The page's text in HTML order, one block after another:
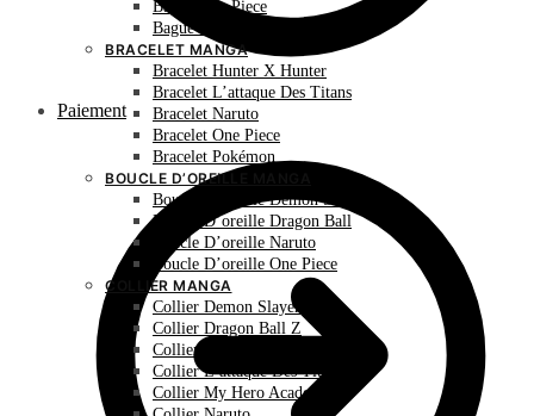
Paiement
Bague One Piece
Bague Pokémon
BRACELET MANGA
Bracelet Hunter X Hunter
Bracelet L’attaque Des Titans
Bracelet Naruto
Bracelet One Piece
Bracelet Pokémon
BOUCLE D’OREILLE MANGA
Boucle D’oreille Demon Slayer
Boucle D’oreille Dragon Ball
Boucle D’oreille Naruto
Boucle D’oreille One Piece
COLLIER MANGA
Collier Demon Slayer
Collier Dragon Ball Z
Collier Hunter X Hunter
Collier L’attaque Des Titans
Collier My Hero Academia